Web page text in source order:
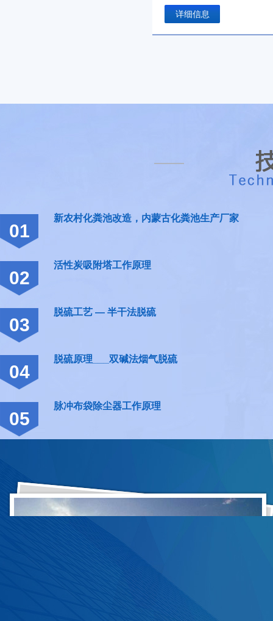
详细信息
01
新农村化粪池改造，内蒙古化粪池生产厂家
02
活性炭吸附塔工作原理
03
脱硫工艺 — 半干法脱硫
04
脱硫原理___双碱法烟气脱硫
05
脉冲布袋除尘器工作原理